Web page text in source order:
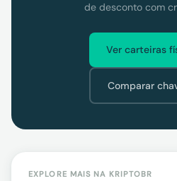
de desconto com
Ver carteiras
Comparar
EXPLORE MAIS NA KRIPTOBR